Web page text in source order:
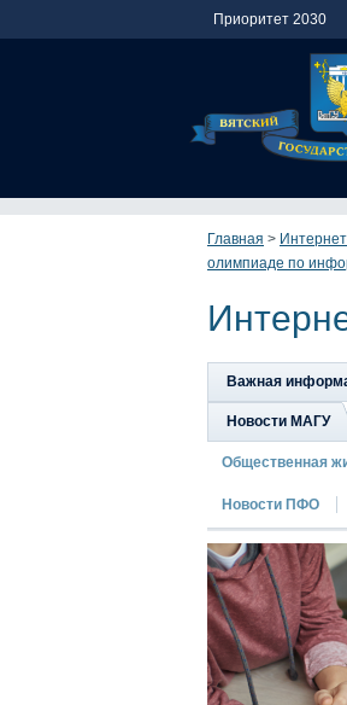
Приоритет 2030
Главная >
олимпиаде по
Важная
Новости МАГУ
Общественная
Новости ПФО